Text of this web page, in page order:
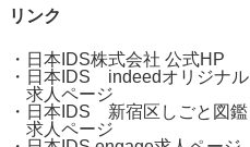
リンク
・ 日本IDS株式会社 公式HP
・ 日本IDS indeedオリジナル
求人ページ
・ 日本IDS 新宿区しごと図鑑
求人ページ